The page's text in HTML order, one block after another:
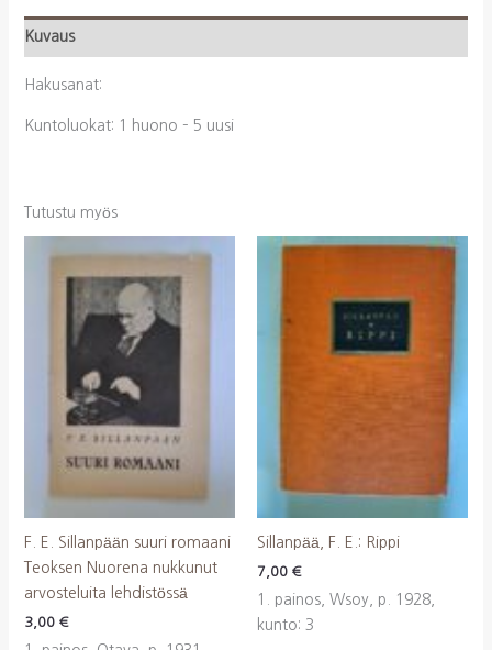
Kuvaus
Hakusanat:
Kuntoluokat: 1 huono – 5 uusi
Tutustu myös
F. E. Sillanpään suuri romaani
Teoksen Nuorena nukkunut
arvosteluita lehdistössä
3,00 €
Sillanpää, F. E.: Rippi
7,00 €
1. painos, Wsoy, p. 1928,
kunto: 3